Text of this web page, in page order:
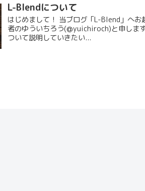
L-Blendについて
はじめまして！ 当ブログ「L-Blend」へ
者のゆういちろう(@yuichiroch)と申しま
ついて説明していきたい...